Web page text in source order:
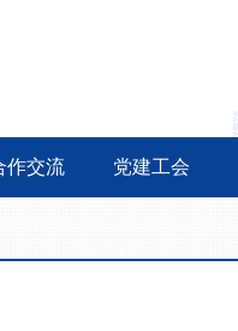
作交流 党建工会